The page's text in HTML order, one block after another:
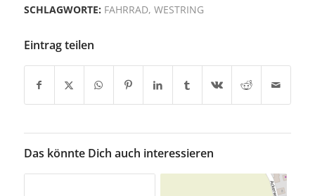
SCHLAGWORTE: FAHRRAD, WESTRING
Eintrag teilen
Das könnte Dich auch interessieren